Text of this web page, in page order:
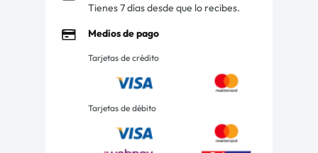
Tienes 7 días desde que lo recibes.
Medios de pago
Tarjetas de crédito
Tarjetas de débito